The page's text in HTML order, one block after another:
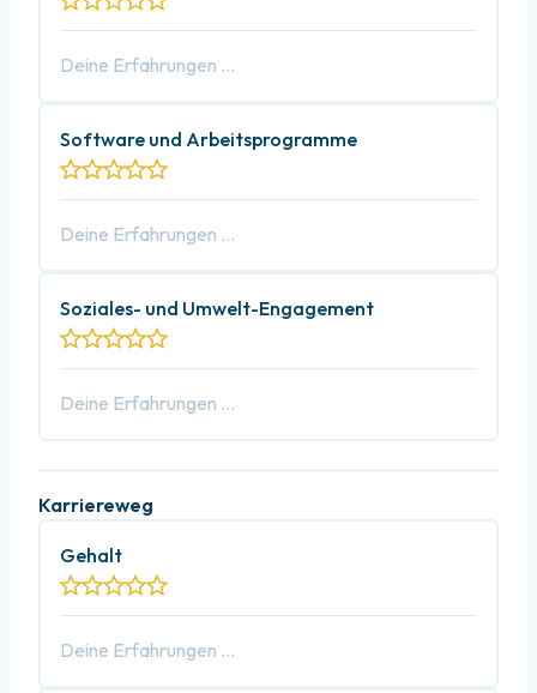
Software und Arbeitsprogramme
Soziales- und Umwelt-Engagement
Karriereweg
Gehalt